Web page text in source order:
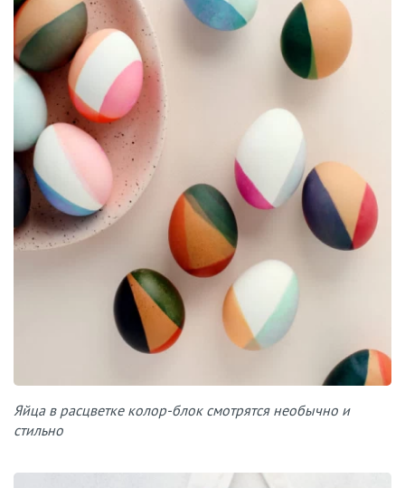
Яйца в расцветке колор-блок смотрятся необычно и
стильно